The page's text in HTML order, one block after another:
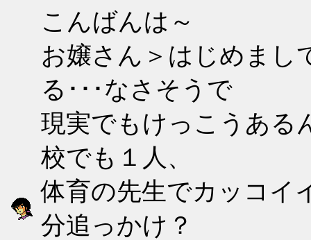
こんばんは～
お嬢さん＞はじめまし
る･･･なさそうで
現実でもけっこうある
校でも１人、
体育の先生でカッコイ
分追っかけ？